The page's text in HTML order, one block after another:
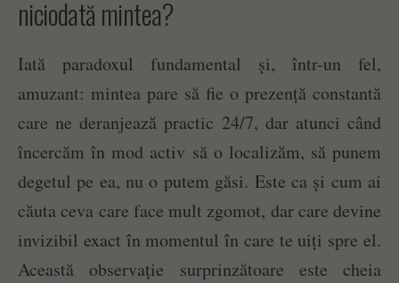
niciodată mintea?
Iată paradoxul fundamental și, într-un fel,
amuzant: mintea pare să fie o prezență constantă
care ne deranjează practic 24/7, dar atunci când
încercăm în mod activ să o localizăm, să punem
degetul pe ea, nu o putem găsi. Este ca și cum ai
căuta ceva care face mult zgomot, dar care devine
invizibil exact în momentul în care te uiți spre el.
Această observație surprinzătoare este cheia